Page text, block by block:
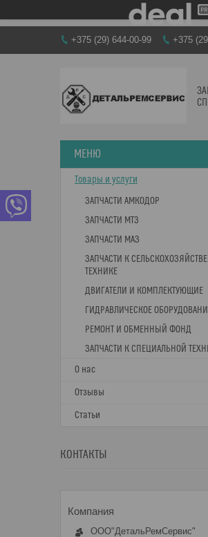
+375 (29) 644-00-99 +375
Товары и услуги
ЗАПЧАСТИ АМКОДОР
ЗАПЧАСТИ МТЗ
ЗАПЧАСТИ МАЗ
ЗАПЧАСТИ К
ТЕХНИКЕ
ДВИГАТЕЛИ И КОМПЛЕКТУЮЩИЕ
ГИДРАВЛИЧЕСКОЕ
РЕМОНТ И ОБМЕННЫЙ ФОНД
ЗАПЧАСТИ К СПЕЦИАЛЬНОЙ
О нас
Отзывы
Статьи
КОНТАКТЫ
ООО"ДетальРемСервис"